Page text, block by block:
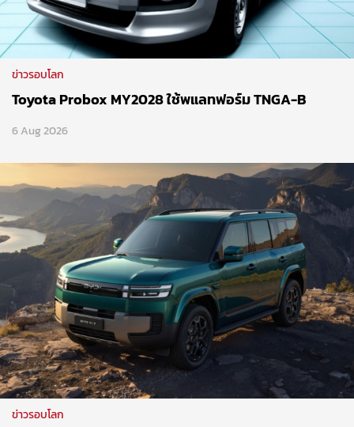
ข่าวรอบโลก
Toyota Probox MY2028 ใช้พแลทฟอร์ม TNGA-B
6 Aug 2026
ข่าวรอบโลก